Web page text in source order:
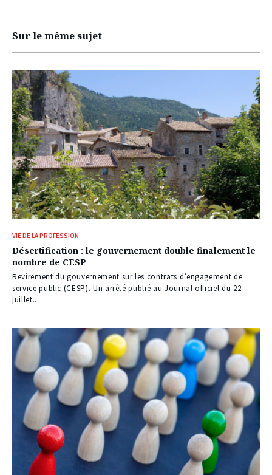
Sur le même sujet
VIE DE LA PROFESSION
Désertification : le gouvernement double finalement le
nombre de CESP
Revirement du gouvernement sur les contrats d’engagement de
service public (CESP). Un arrêté publié au Journal officiel du 22
juillet...